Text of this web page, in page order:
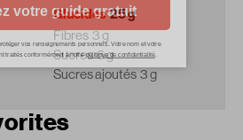
Glucides25 g
Fibres 3 g
Sucres 6 g
Sucres ajoutés 3 g